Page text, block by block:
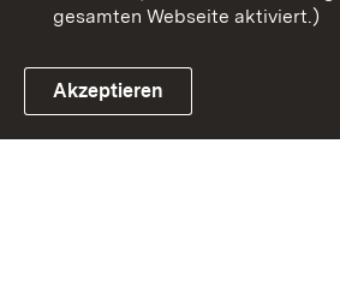
Link zum Landesportal
gesamten Webseite aktiviert.)
Akzeptieren